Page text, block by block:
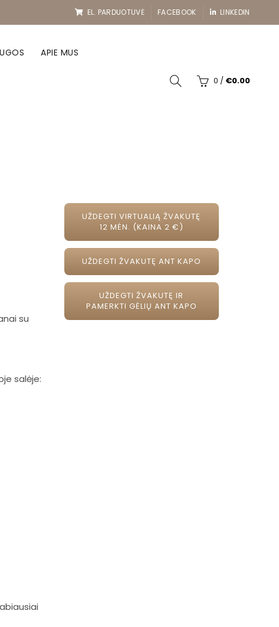
EL. PARDUOTUVĖ FACEBOOK LINKEDIN
APIE MUS
0 / €0.00
su
salėje:
UŽDEGTI VIRTUALIĄ ŽVAKUTĘ
12 MĖN. (KAINA 2 €)
UŽDEGTI ŽVAKUTĘ ANT KAPO
UŽDEGTI ŽVAKUTĘ IR
PAMERKTI GĖLIŲ ANT KAPO